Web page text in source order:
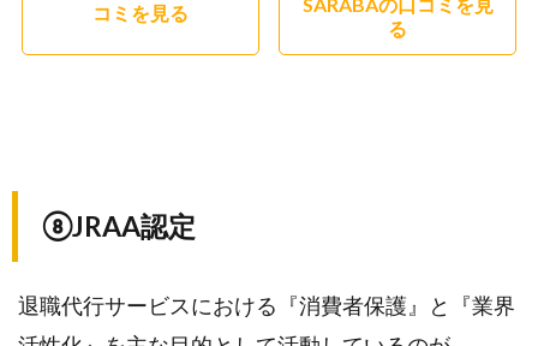
コミを見る
る
⑧JRAA認定
退職代行サービスにおける『消費者保護』と『業界